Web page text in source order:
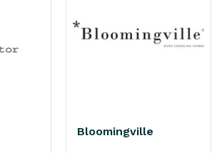
Bloomingville